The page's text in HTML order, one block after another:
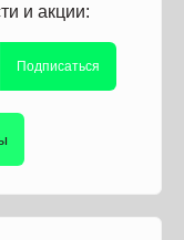
и акции:
Подписаться